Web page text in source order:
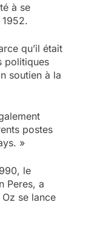
à se
qu’il était
politiques
soutien à la
postes
»
le
Peres, a
se lance